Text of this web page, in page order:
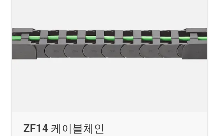
ZF14 케이블체인